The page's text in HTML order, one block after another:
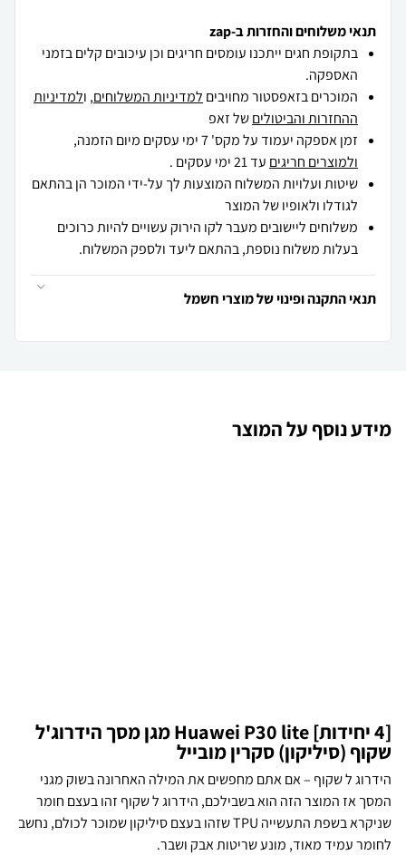
תנאי משלוחים והחזרות ב-zap
בתקופת חגים ייתכנו עומסים חריגים וכן עיכובים קלים בזמני
האספקה.
המוכרים בזאפסטור מחויבים למדיניות המשלוחים, ולמדיניות
ההחזרות והביטוליםשל זאפ
זמן אספקה יעמוד על מקס' 7 ימי עסקים מיום הזמנה,
ולמוצרים חריגים עד 21 ימי עסקים .
שיטות ועלויות המשלוח המוצעות לך על-ידי המוכר הן בהתאם
לגודלו ולאופיו של המוצר
משלוחים ליישובים מעבר לקו הירוק עשויים להיות כרוכים
בעלות משלוח נוספת, בהתאם ליעד ולספק המשלוח.
תנאי התקנה ופינוי של מוצרי חשמל
מידע נוסף על המוצר
[4 יחידות] Huawei P30 lite מגן מסך הידרוג'ל
שקוף (סיליקון) סקרין מובייל
הידרוג ל שקוף – אם אתם מחפשים את המילה האחרונה בשוק מגני
המסך אז המוצר הזה הוא בשבילכם, הידרוג ל שקוף זהו בעצם חומר
שניקרא בשפת התעשייה TPU שזהו בעצם סיליקון שמוכר לכולם, נחשב
לחומר עמיד מאוד, מונע שריטות אבק ושבר.